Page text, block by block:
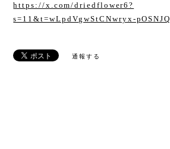
https://x.com/driedflower6?
s=11&t=wLpdVgwStCNwryx-pOSNJQ
通報する